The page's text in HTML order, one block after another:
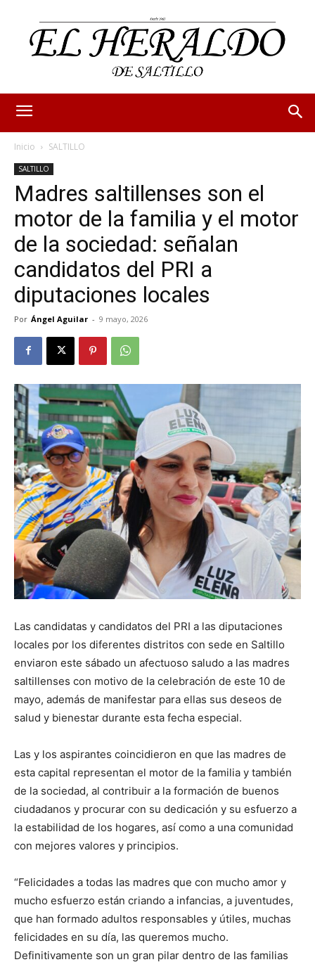
Inicio SALTILLO
SALTILLO
Madres saltillenses son el
motor de la familia y el motor
de la sociedad: señalan
candidatos del PRI a
diputaciones locales
Por Ángel Aguilar - 9 mayo, 2026
Las candidatas y candidatos del PRI a las diputaciones
locales por los diferentes distritos con sede en Saltillo
enviaron este sábado un afectuoso saludo a las madres
saltillenses con motivo de la celebración de este 10 de
mayo, además de manifestar para ellas sus deseos de
salud y bienestar durante esta fecha especial.
Las y los aspirantes coincidieron en que las madres de
esta capital representan el motor de la familia y también
de la sociedad, al contribuir a la formación de buenos
ciudadanos y procurar con su dedicación y su esfuerzo a
la estabilidad de los hogares, así como a una comunidad
con mejores valores y principios.
“Felicidades a todas las madres que con mucho amor y
mucho esfuerzo están criando a infancias, a juventudes,
que han formado adultos responsables y útiles, muchas
felicidades en su día, las queremos mucho.
Definitivamente son un gran pilar dentro de las familias